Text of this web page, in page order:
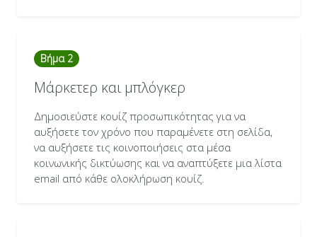
Βήμα 2
Μάρκετερ και μπλόγκερ
Δημοσιεύστε κουίζ προσωπικότητας για να
αυξήσετε τον χρόνο που παραμένετε στη σελίδα,
να αυξήσετε τις κοινοποιήσεις στα μέσα
κοινωνικής δικτύωσης και να αναπτύξετε μια λίστα
email από κάθε ολοκλήρωση κουίζ.